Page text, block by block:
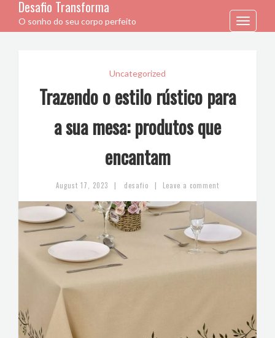
Desafio Transforma
O sonho do seu corpo perfeito
Toggle
Uncategorized
Trazendo o estilo rústico para
a sua mesa: produtos que
encantam
August 17, 2023 | desafio | Leave a comment